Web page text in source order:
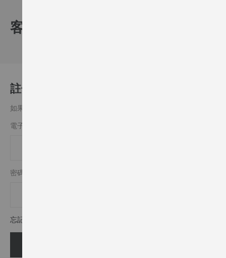
客戶登入
註冊客戶
如果你有一個帳戶，請用您的電子郵件地址登入.
電子郵件
密碼
忘記密碼?